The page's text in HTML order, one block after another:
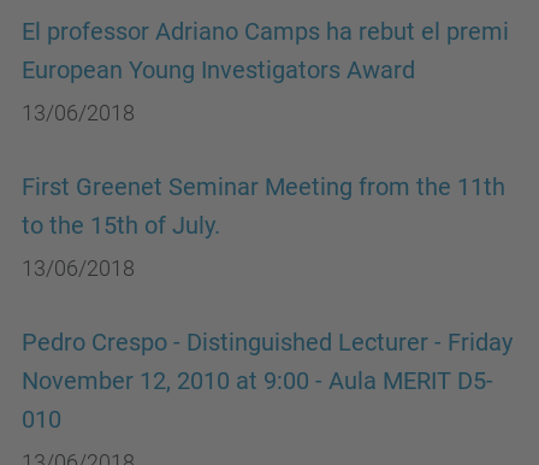
El professor Adriano Camps ha rebut el premi
European Young Investigators Award
13/06/2018
First Greenet Seminar Meeting from the 11th
to the 15th of July.
13/06/2018
Pedro Crespo - Distinguished Lecturer - Friday
November 12, 2010 at 9:00 - Aula MERIT D5-
010